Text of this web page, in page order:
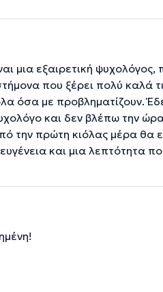
μια εξαιρετική
που ξέρει πολύ καλά
όσα με προβληματίζουν.
και δεν βλέπω την
την πρώτη κιόλας μέρα θα
και μια λεπτότητα